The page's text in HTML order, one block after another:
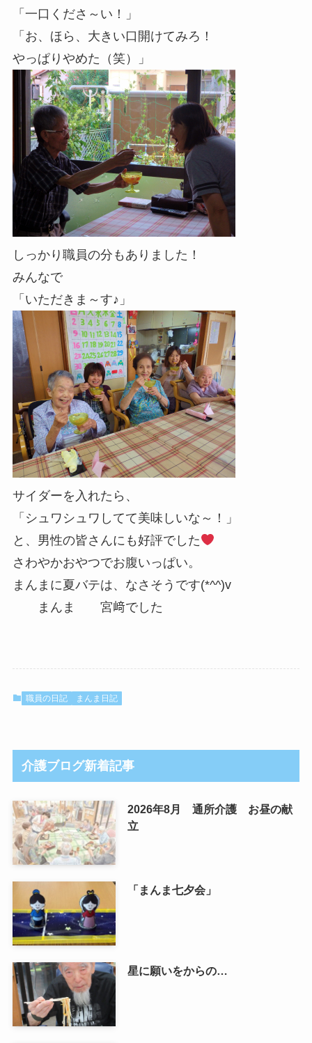
「一口くださ～い！」
「お、ほら、大きい口開けてみろ！
やっぱりやめた（笑）」
しっかり職員の分もありました！
みんなで
「いただきま～す♪」
サイダーを入れたら、
「シュワシュワしてて美味しいな～！」
と、男性の皆さんにも好評でした
さわやかおやつでお腹いっぱい。
まんまに夏バテは、なさそうです(*^^)v
まんま 宮﨑でした
職員の日記 まんま日記
介護ブログ新着記事
2026年8月 通所介護 お昼の献
立
「まんま七夕会」
星に願いをからの…